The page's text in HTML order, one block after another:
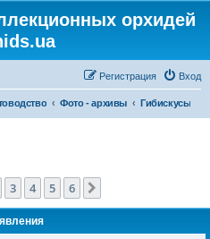
орхидей
Вход
Регистрация
Фото - архивы Гибискусы
3 4 5 6